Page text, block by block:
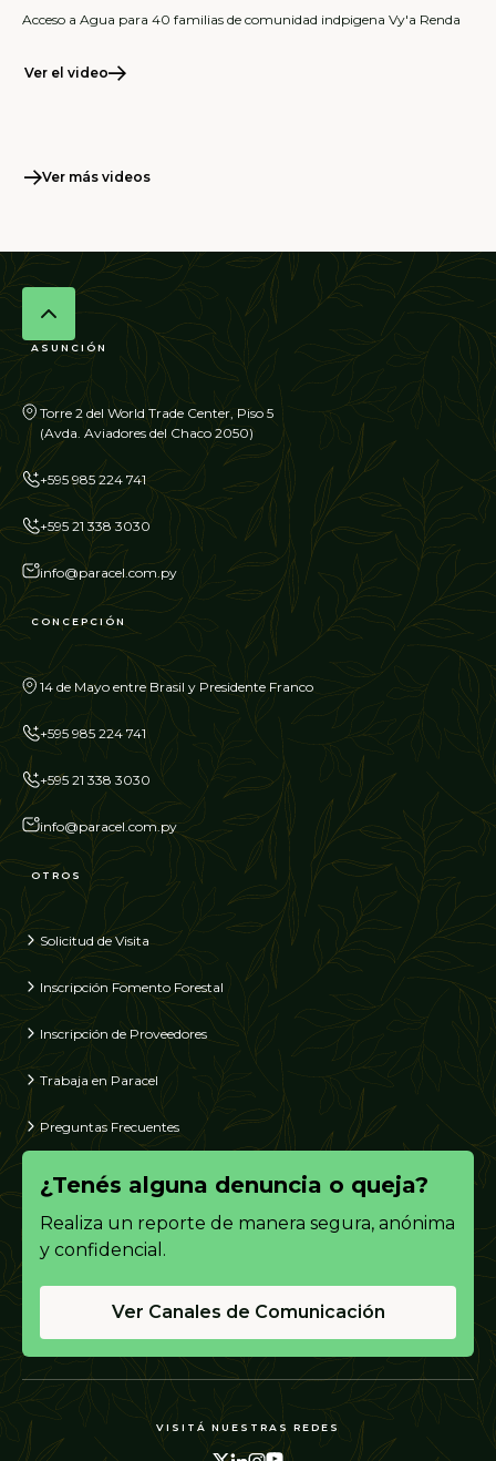
Acceso a Agua para 40 familias de comunidad indpigena Vy'a Renda
Ver el video
Ver más videos
ASUNCIÓN
Torre 2 del World Trade Center, Piso 5
(Avda. Aviadores del Chaco 2050)
+595 985 224 741
+595 21 338 3030
info@paracel.com.py
CONCEPCIÓN
14 de Mayo entre Brasil y Presidente Franco
+595 985 224 741
+595 21 338 3030
info@paracel.com.py
OTROS
Solicitud de Visita
Inscripción Fomento Forestal
Inscripción de Proveedores
Trabaja en Paracel
Preguntas Frecuentes
¿Tenés alguna denuncia o queja?
Realiza un reporte de manera segura, anónima
y confidencial.
Ver Canales de Comunicación
VISITÁ NUESTRAS REDES